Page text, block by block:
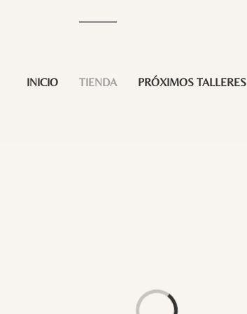
INICIO TIENDA PRÓXIMOS TALLERES